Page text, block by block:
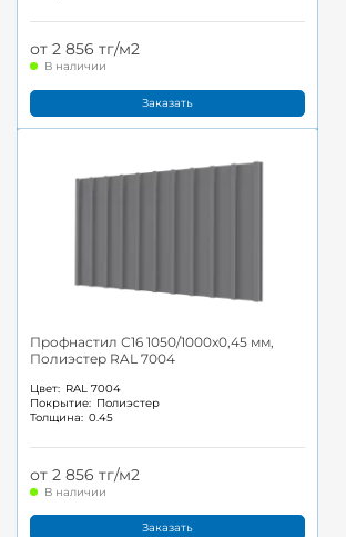
от 2 856 тг/м2
В наличии
Заказать
Профнастил С16 1050/1000x0,45 мм,
Полиэстер RAL 7004
Цвет: RAL 7004
Покрытие: Полиэстер
Толщина: 0.45
от 2 856 тг/м2
В наличии
Заказать